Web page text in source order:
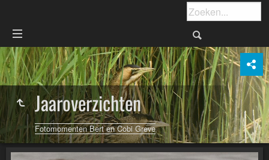
Jaaroverzichten
Fotomomenten Bert en Cobi Greve